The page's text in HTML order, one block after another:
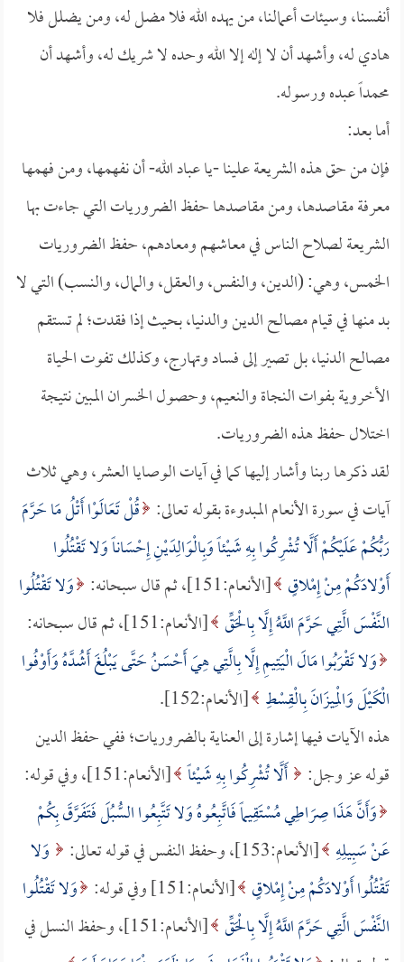
أنفسنا، وسيئات أعمالنا، من يهده الله فلا مضل له، ومن يضلل فلا
هادي له، وأشهد أن لا إله إلا الله وحده لا شريك له، وأشهد أن
محمداً عبده ورسوله.
أما بعد:
فإن من حق هذه الشريعة علينا -يا عباد الله- أن نفهمها، ومن فهمها
معرفة مقاصدها، ومن مقاصدها حفظ الضروريات التي جاءت بها
الشريعة لصلاح الناس في معاشهم ومعادهم، حفظ الضروريات
الخمس، وهي: (الدين، والنفس، والعقل، والمال، والنسب) التي لا
بد منها في قيام مصالح الدين والدنيا، بحيث إذا فقدت؛ لم تستقم
مصالح الدنيا، بل تصير إلى فساد وتهارج، وكذلك تفوت الحياة
الأخروية بفوات النجاة والنعيم، وحصول الخسران المبين نتيجة
اختلال حفظ هذه الضروريات.
لقد ذكرها ربنا وأشار إليها كما في آيات الوصايا العشر، وهي ثلاث
آيات في سورة الأنعام المبدوءة بقوله تعالى: قُلْ تَعَالَوْا أَتْلُ مَا حَرَّمَ
رَبُّكُمْ عَلَيْكُمْ أَلَّا تُشْرِكُوا بِهِ شَيْئاً وَبِالْوَالِدَيْنِ إِحْسَاناً وَلا تَقْتُلُوا
أَوْلادَكُمْ مِنْ إِمْلاقٍ [الأنعام:151]، ثم قال سبحانه:
وَلا تَقْتُلُوا
النَّفْسَ الَّتِي حَرَّمَ اللَّهُ إِلَّا بِالْحَقِّ [الأنعام:151]، ثم قال سبحانه:
وَلا تَقْرَبُوا مَالَ الْيَتِيمِ إِلَّا بِالَّتِي هِيَ أَحْسَنُ حَتَّى يَبْلُغَ أَشُدَّهُ وَأَوْفُوا
الْكَيْلَ وَالْمِيزَانَ بِالْقِسْطِ [الأنعام:152].
هذه الآيات فيها إشارة إلى العناية بالضروريات؛ ففي حفظ الدين
قوله عز وجل: أَلَّا تُشْرِكُوا بِهِ شَيْئاً [الأنعام:151]، وفي قوله:
وَأَنَّ هَذَا صِرَاطِي مُسْتَقِيماً فَاتَّبِعُوهُ وَلا تَتَّبِعُوا السُّبُلَ فَتَفَرَّقَ بِكُمْ
عَنْ سَبِيلِهِ [الأنعام:153]، وحفظ النفس في قوله تعالى:
وَلا
تَقْتُلُوا أَوْلادَكُمْ مِنْ إِمْلاقٍ [الأنعام:151] وفي قوله:
وَلا تَقْتُلُوا
النَّفْسَ الَّتِي حَرَّمَ اللَّهُ إِلَّا بِالْحَقِّ
[الأنعام:151]، وحفظ النسل في